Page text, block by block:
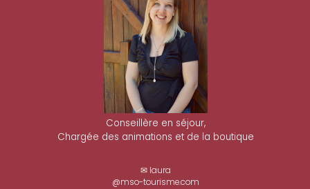
Conseillère en séjour,
Chargée des animations et de la boutique
✉ laura
@mso-tourisme.com